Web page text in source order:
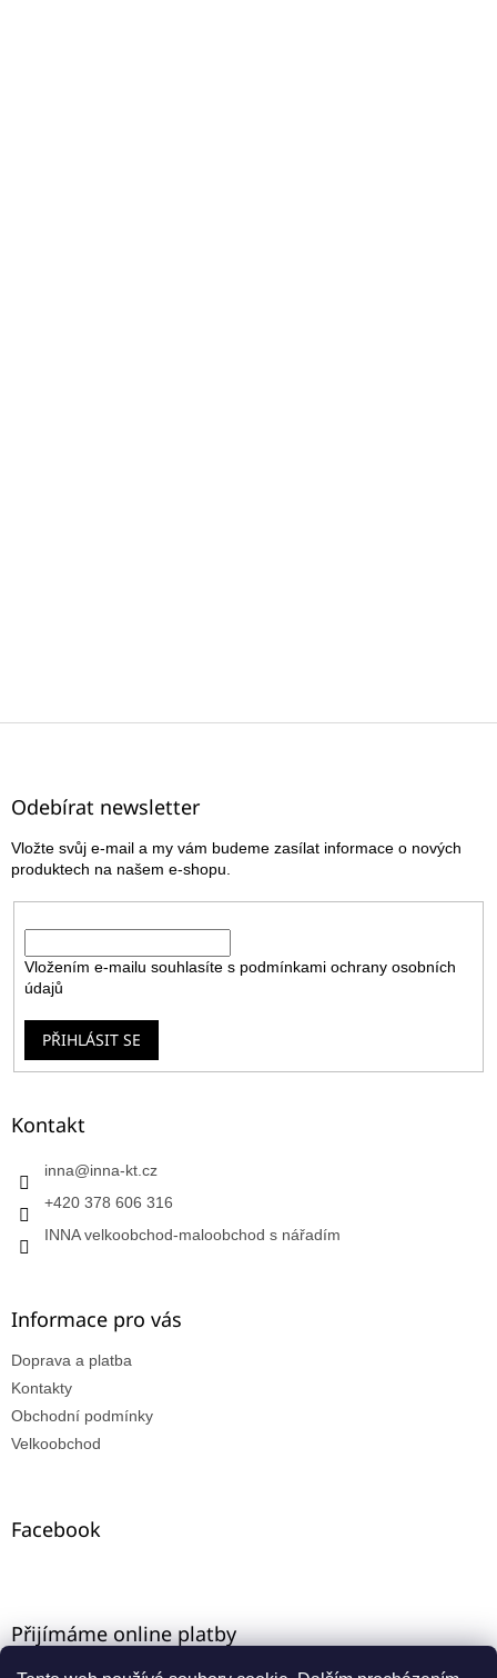
Z
Odebírat newsletter
Vložte svůj e-mail a my vám budeme zasílat informace o nových
produktech na našem e-shopu.
Vložením e-mailu souhlasíte s podmínkami ochrany osobních
údajů
PŘIHLÁSIT SE
Kontakt
inna@inna-kt.cz
+420 378 606 316
INNA velkoobchod-maloobchod s nářadím
Informace pro vás
Doprava a platba
Kontakty
Obchodní podmínky
Velkoobchod
Facebook
Přijímáme online platby